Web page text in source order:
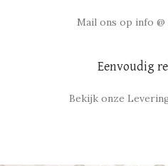
Mail ons op info
Eenvoudig
Bekijk onze